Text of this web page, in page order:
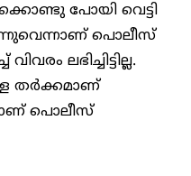
പോയി വെട്ടി
പൊലീസ്
ലഭിച്ചിട്ടില്ല.
തര്‍ക്കമാണ്
പൊലീസ്